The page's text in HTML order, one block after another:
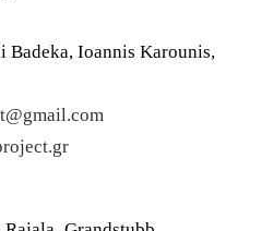
Badeka, Ioannis Karounis,